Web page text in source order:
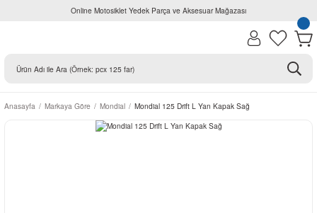
Online Motosiklet Yedek Parça ve Aksesuar Mağazası
Anasayfa Markaya Göre Mondial Mondial 125 Drift L Yan Kapak Sağ